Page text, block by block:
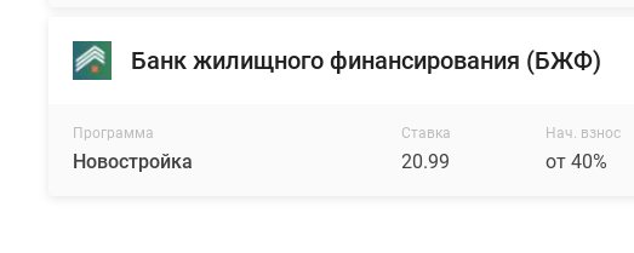
Банк жилищного финансирования (БЖФ)
Программа
Новостройка
Ставка
20.99
Нач. взнос
от 40%